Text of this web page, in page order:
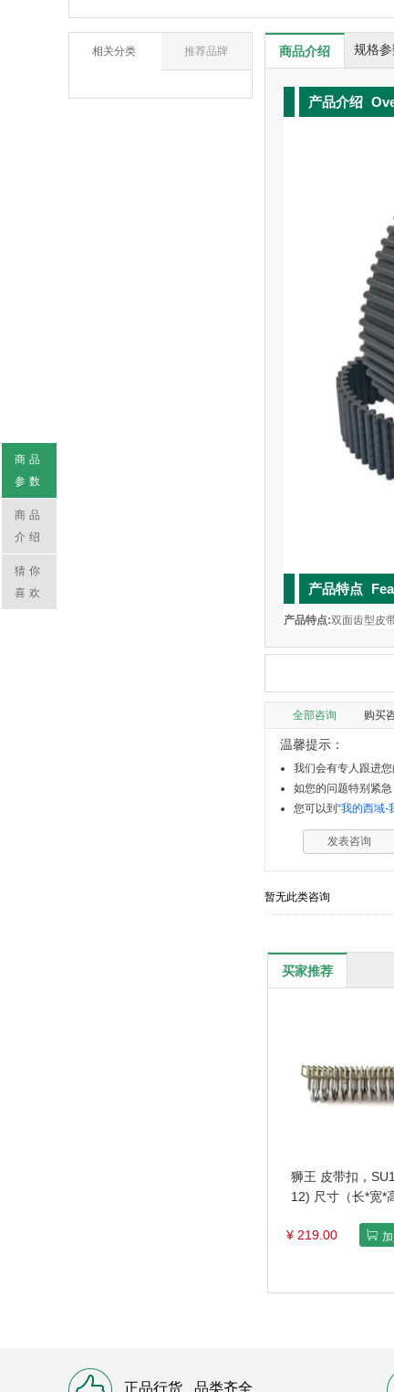
相关分类 推荐品牌 商品介绍 规格参
产品介绍
产品特点
产品特点:双面齿型皮
全部咨询 购买
温馨提示：
我们会有专人跟进
如您的问题特别紧
您可以到 “我的西域-
发表咨询
暂无此类咨询
买家推荐
狮王 皮带扣，
12) 尺寸（长*宽*
格：10根/盒
¥ 219.00
商品
参数
商品
介绍
猜你
喜欢
正品行货 品类齐全